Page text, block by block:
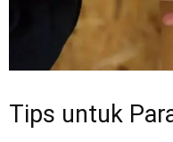
Tips untuk